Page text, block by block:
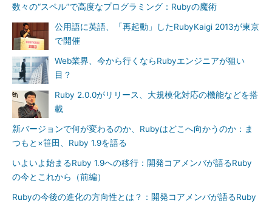
数々の“スペル”で高度なプログラミング：Rubyの魔術
公用語に英語、「再起動」したRubyKaigi 2013が東京
で開催
Web業界、今から行くならRubyエンジニアが狙い
目？
Ruby 2.0.0がリリース、大規模化対応の機能などを搭
載
新バージョンで何が変わるのか、Rubyはどこへ向かうのか：ま
つもと×笹田、Ruby 1.9を語る
いよいよ始まるRuby 1.9への移行：開発コアメンバが語るRuby
の今とこれから（前編）
Rubyの今後の進化の方向性とは？：開発コアメンバが語るRuby